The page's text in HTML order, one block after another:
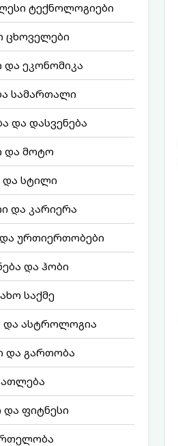
ტექნოლოგიები
ცხოველები
და ეკონომიკა
სამართალი
და დასვენება
და მოტო
სტილი
და კარიერა
ურთიერთობები
და ჰობი
საქმე
ასტროლოგია
და გართობა
ფიტნესი